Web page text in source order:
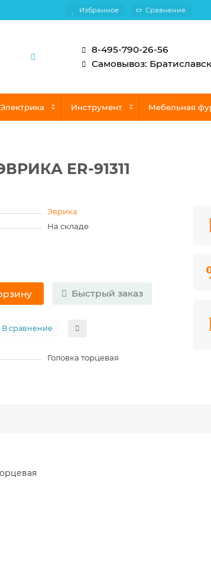
Избранное Сравнение
8-495-790-26-56
Самовывоз:
Электрика Инструмент Мебельная
ER-91311
Эврика
На складе
Быстрый заказ
В сравнение
Головка торцевая